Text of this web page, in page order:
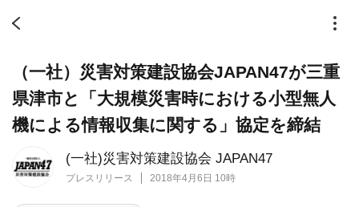
(一社)災害対策建設協会 JAPAN47
プレスリリース 2018年4月6日 10時
（一社）災害対策建設協会JAPAN47が三重
県津市と「大規模災害時における小型無人
機による情報収集に関する」協定を締結